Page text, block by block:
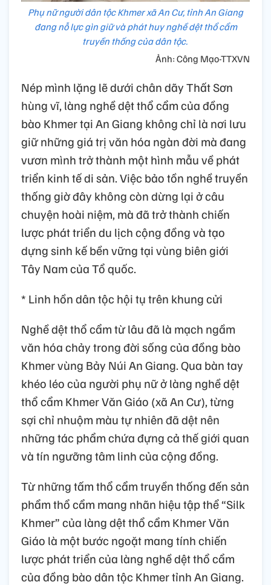
Phụ nữ người dân tộc Khmer xã An Cư, tỉnh An Giang
đang nỗ lực gìn giữ và phát huy nghề dệt thổ cẩm
truyền thống của dân tộc.
Ảnh: Công Mạo-TTXVN
Nép mình lặng lẽ dưới chân dãy Thất Sơn
hùng vĩ, làng nghề dệt thổ cẩm của đồng
bào Khmer tại An Giang không chỉ là nơi lưu
giữ những giá trị văn hóa ngàn đời mà đang
vươn mình trở thành một hình mẫu về phát
triển kinh tế di sản. Việc bảo tồn nghề truyền
thống giờ đây không còn dừng lại ở câu
chuyện hoài niệm, mà đã trở thành chiến
lược phát triển du lịch cộng đồng và tạo
dựng sinh kế bền vững tại vùng biên giới
Tây Nam của Tổ quốc.
* Linh hồn dân tộc hội tụ trên khung cửi
Nghề dệt thổ cẩm từ lâu đã là mạch ngầm
văn hóa chảy trong đời sống của đồng bào
Khmer vùng Bảy Núi An Giang. Qua bàn tay
khéo léo của người phụ nữ ở làng nghề dệt
thổ cẩm Khmer Văn Giáo (xã An Cư), từng
sợi chỉ nhuộm màu tự nhiên đã dệt nên
những tác phẩm chứa đựng cả thế giới quan
và tín ngưỡng tâm linh của cộng đồng.
Từ những tấm thổ cẩm truyền thống đến sản
phẩm thổ cẩm mang nhãn hiệu tập thể “Silk
Khmer” của làng dệt thổ cẩm Khmer Văn
Giáo là một bước ngoặt mang tính chiến
lược phát triển của làng nghề dệt thổ cẩm
của đồng bào dân tộc Khmer tỉnh An Giang.